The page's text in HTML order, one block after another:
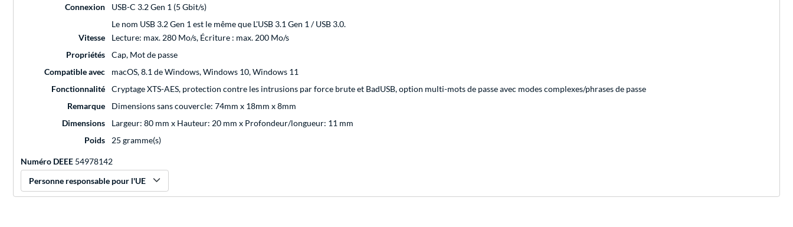
Connexion
USB-C 3.2 Gen 1 (5 Gbit/s)
Le nom USB 3.2 Gen 1 est le même que L'USB 3.1 Gen 1 / USB 3.0.
Vitesse
Lecture: max. 280 Mo/s, Écriture : max. 200 Mo/s
Propriétés
Cap, Mot de passe
Compatible avec
macOS, 8.1 de Windows, Windows 10, Windows 11
Fonctionnalité
Cryptage XTS-AES, protection contre les intrusions par force brute et BadUSB, option multi-mots de passe avec modes complexes/phrases de passe
Remarque
Dimensions sans couvercle: 74mm x 18mm x 8mm
Dimensions
Largeur: 80 mm x Hauteur: 20 mm x Profondeur/longueur: 11 mm
Poids
25 gramme(s)
Numéro DEEE 54978142
Personne responsable pour l'UE